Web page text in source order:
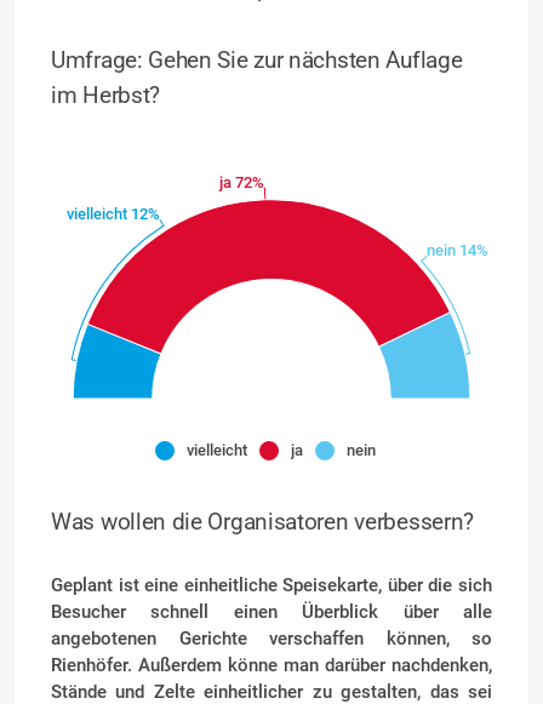
Umfrage: Gehen Sie zur nächsten Auflage
im Herbst?
vielleicht 12%
ja 72%
nein 14%
vielleicht ja nein
Was wollen die Organisatoren verbessern?
Geplant ist eine einheitliche Speisekarte, über die sich
Besucher schnell einen Überblick über alle
angebotenen Gerichte verschaffen können, so
Rienhöfer. Außerdem könne man darüber nachdenken,
Stände und Zelte einheitlicher zu gestalten, das sei